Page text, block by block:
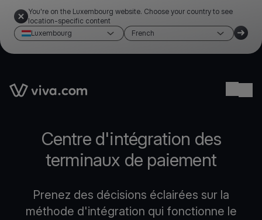
You're on the Luxembourg website. Choose your country to see
location-specific content
Luxembourg
French
Link to the homepage
Centre d'intégration des
terminaux de paiement
Prenez des décisions éclairées sur la
méthode d'intégration qui fonctionne le